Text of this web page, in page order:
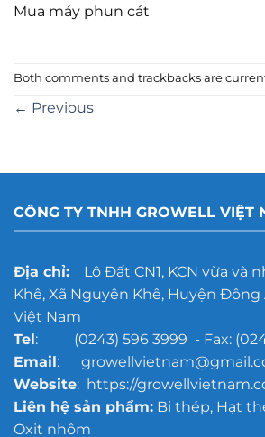
Mua máy phun cát
Both comments and trackbacks are
← Previous
CÔNG TY TNHH GROWELL VIỆT
Địa chỉ:Lô Đất CN1, KCN vừa và
Khê, Xã Nguyên Khê, Huyện Đông
Việt Nam
Tel: (0243) 596 3999 - Fax:
Email:
Website: https://
Liên hệ sản phẩm:Bi thép, Hạt
Oxit nhôm